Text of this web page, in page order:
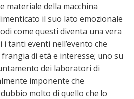
materiale della macchina
il suo lato emozionale
come questi diventa una vera
i tanti eventi nell’evento che
di età e interesse; uno su
dei laboratori di
imponente che
molto di quello che lo